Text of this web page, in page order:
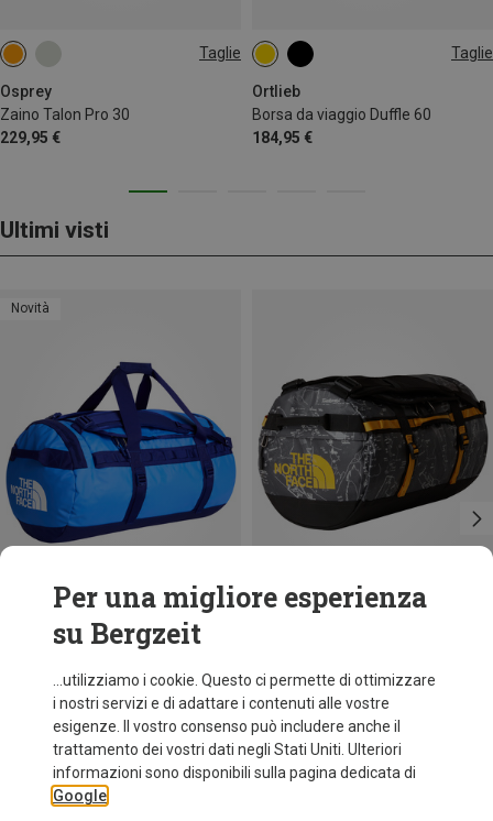
Taglie
Osprey
Zaino Talon Pro 30
229,95 €
30L Taglie
Ortlieb
Borsa da viaggio Duffle 60
184,95 €
60L
Ultimi visti
Novità
+5 Taglie
The North Face
Base Camp 71L Duffel
150,30 €
Per una migliore esperienza
su Bergzeit
...utilizziamo i cookie. Questo ci permette di ottimizzare
i nostri servizi e di adattare i contenuti alle vostre
esigenze. Il vostro consenso può includere anche il
trattamento dei vostri dati negli Stati Uniti. Ulteriori
informazioni sono disponibili sulla pagina dedicata di
Google